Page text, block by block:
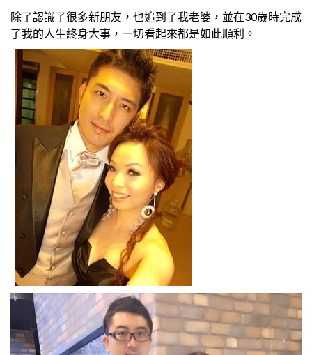
除了認識了很多新朋友，也追到了我老婆，並在30歲時完成
了我的人生終身大事，一切看起來都是如此順利。